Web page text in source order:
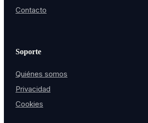
Contacto
Quiénes somos
Privacidad
Cookies